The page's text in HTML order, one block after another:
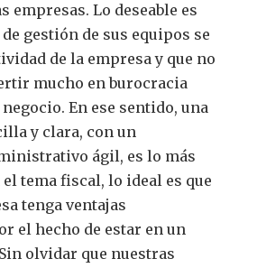
empresas. Lo deseable es
gestión de sus equipos se
de la empresa y que no
mucho en burocracia
En ese sentido, una
y clara, con un
ágil, es lo más
tema fiscal, lo ideal es que
tenga ventajas
el hecho de estar en un
olvidar que nuestras